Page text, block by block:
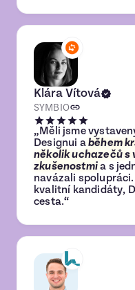
Klára Vítová
SYMBIO
„Měli jsme
Designui aběhem
několik uchazečů
zkušenostmia s
navázali
kvalitní kandidáty,
cesta.“